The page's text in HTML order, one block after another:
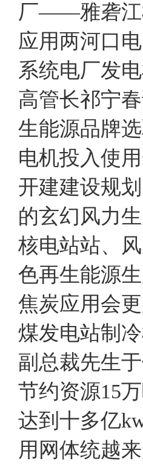
厂——雅砻江
应用两河口
系统电厂发
高管长祁宁
生能源品牌
电机投入使
开建建设规
的玄幻风力
核电站站、
色再生能源
焦炭应用会
煤发电站制
副总裁先生
节约资源15
达到十多亿
用网体统越